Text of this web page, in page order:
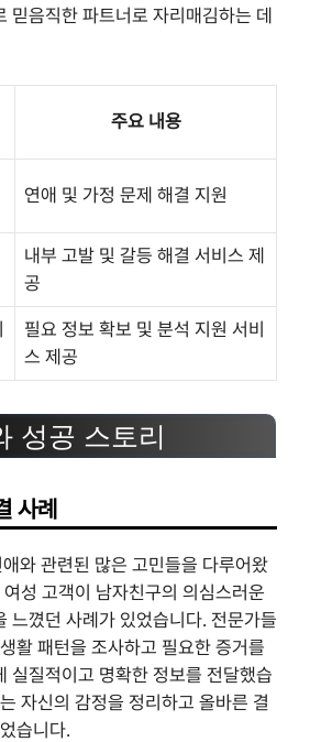
믿음직한 파트너로 자리매김하는 데
주요 내용
연애 및 가정 문제 해결 지원
내부 고발 및 갈등 해결 서비스 제
공
필요 정보 확보 및 분석 지원 서비
스 제공
성공 스토리
사례
와 관련된 많은 고민들을 다루어왔
성 고객이 남자친구의 의심스러운
느꼈던 사례가 있었습니다. 전문가들
활 패턴을 조사하고 필요한 증거를
실질적이고 명확한 정보를 전달했습
자신의 감정을 정리하고 올바른 결
습니다.